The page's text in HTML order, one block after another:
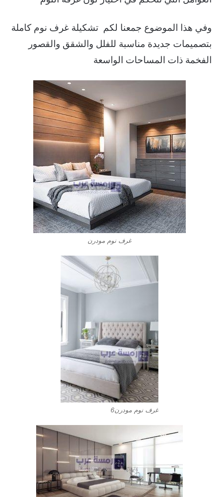
وفي هذا الموضوع جمعنا لكم تشكيلة غرف نوم كاملة
بتصميمات جديدة مناسبة للفلل والشقق والقصور
الفخمة ذات المساحات الواسعة
غرف نوم مودرن
غرف نوم مودرن6